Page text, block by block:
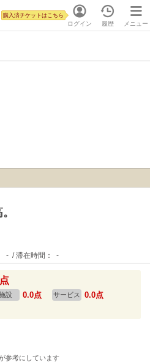
ログイン
購入済チケットはこちら
履歴 メニュー
- / 滞在時間： -
設 0.0点 サービス 0.0点
参考にしています